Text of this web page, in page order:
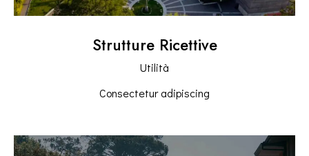
Strutture Ricettive
Utilità
Consectetur adipiscing